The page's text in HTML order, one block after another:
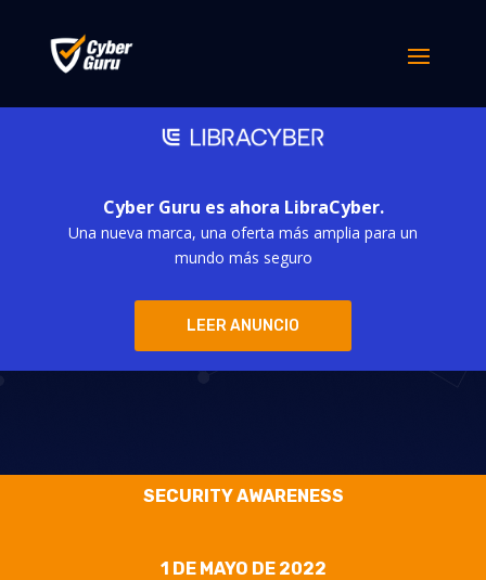
Cyber Guru es ahora LibraCyber.
Una nueva marca, una oferta más amplia para un
mundo más seguro
LEER ANUNCIO
Criptomonedas:
atracción
irresistible
SECURITY AWARENESS
1 DE MAYO DE 2022